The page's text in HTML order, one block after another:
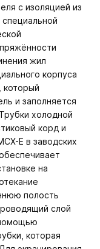
с изоляцией из
жил
корпуса
и заполняется
холодной
корд и
Е в заводских
на
полость
слой
которая